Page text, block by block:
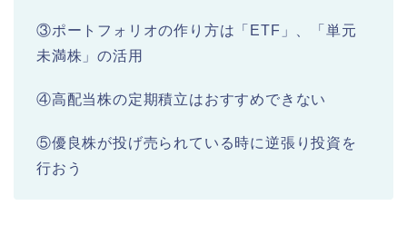
③ポートフォリオの作り方は「ETF」、「単元
未満株」の活用
④高配当株の定期積立はおすすめできない
⑤優良株が投げ売られている時に逆張り投資を
行おう